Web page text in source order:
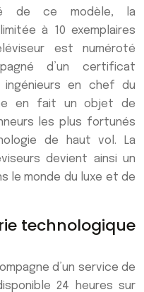
de ce modèle, la
à 10 exemplaires
est numéroté
d’un certificat
ingénieurs en chef du
en fait un objet de
les plus fortunés
de haut vol. La
devient ainsi un
le monde du luxe et de
technologique
d’un service de
24 heures sur